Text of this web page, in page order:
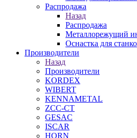
Распродажа
Назад
Распродажа
Металлорежущий
Оснастка для
Производители
Назад
Производители
KORDEX
WIBERT
KENNAMETAL
ZCC-CT
GESAC
ISCAR
HORN